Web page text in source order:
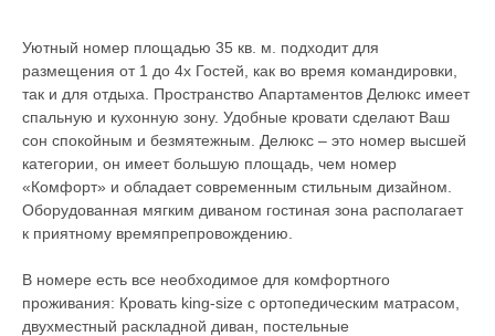
Уютный номер площадью 35 кв. м. подходит для
размещения от 1 до 4х Гостей, как во время командировки,
так и для отдыха. Пространство Апартаментов Делюкс имеет
спальную и кухонную зону. Удобные кровати сделают Ваш
сон спокойным и безмятежным. Делюкс – это номер высшей
категории, он имеет большую площадь, чем номер
«Комфорт» и обладает современным стильным дизайном.
Оборудованная мягким диваном гостиная зона располагает
к приятному времяпрепровождению.
В номере есть все необходимое для комфортного
проживания: Кровать king-size с ортопедическим матрасом,
двухместный раскладной диван, постельные